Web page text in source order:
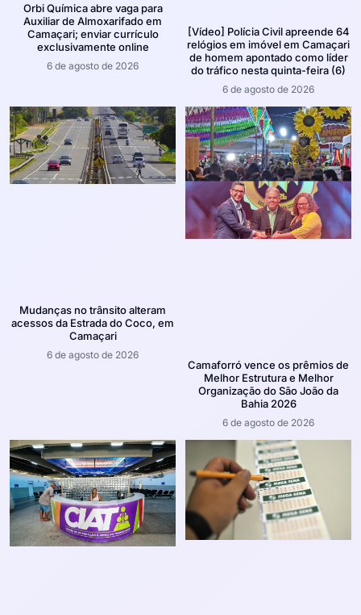
Orbi Química abre vaga para
Auxiliar de Almoxarifado em
Camaçari; enviar currículo
exclusivamente online
6 de agosto de 2026
[Vídeo] Polícia Civil apreende 64
relógios em imóvel em Camaçari
de homem apontado como líder
do tráfico nesta quinta-feira (6)
6 de agosto de 2026
Mudanças no trânsito alteram
acessos da Estrada do Coco, em
Camaçari
6 de agosto de 2026
Camaforró vence os prêmios de
Melhor Estrutura e Melhor
Organização do São João da
Bahia 2026
6 de agosto de 2026